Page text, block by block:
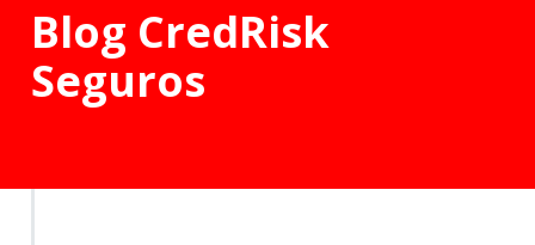
Blog CredRisk
Seguros